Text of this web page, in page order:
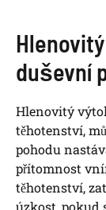
duševní
Hlenovitý
těhotenství,
pohodu
přítomnost
těhotenství,
úzkost, pokud